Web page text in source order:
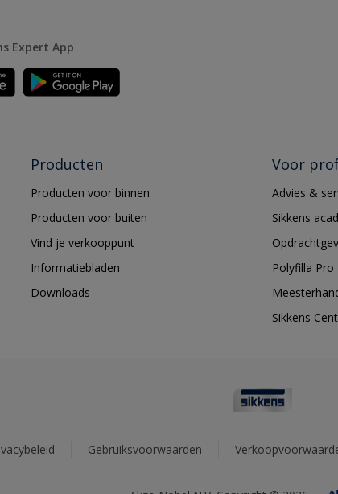
Expert App
Producten
Producten voor binnen
Producten voor buiten
Vind je verkooppunt
Informatiebladen
Downloads
Voor
Advies &
Sikkens
Polyfilla Pro
Sikkens
Gebruiksvoorwaarden